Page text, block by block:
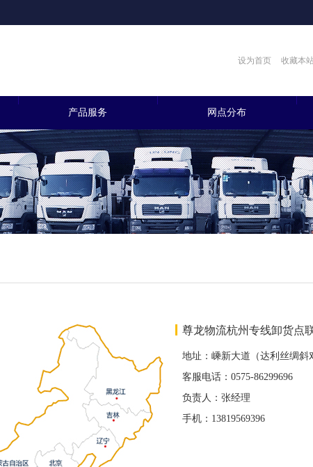
设为首页 收藏本
产品服务 网点分布
尊龙物流杭州专线卸货点
地址：嵊新大道（达利丝绸斜
客服电话：0575-86299696
负责人：张经理
手机：13819569396